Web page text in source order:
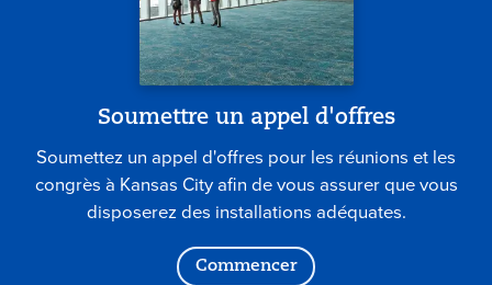
Soumettre un appel d'offres
Soumettez un appel d'offres pour les réunions et les
congrès à Kansas City afin de vous assurer que vous
disposerez des installations adéquates.
Commencer